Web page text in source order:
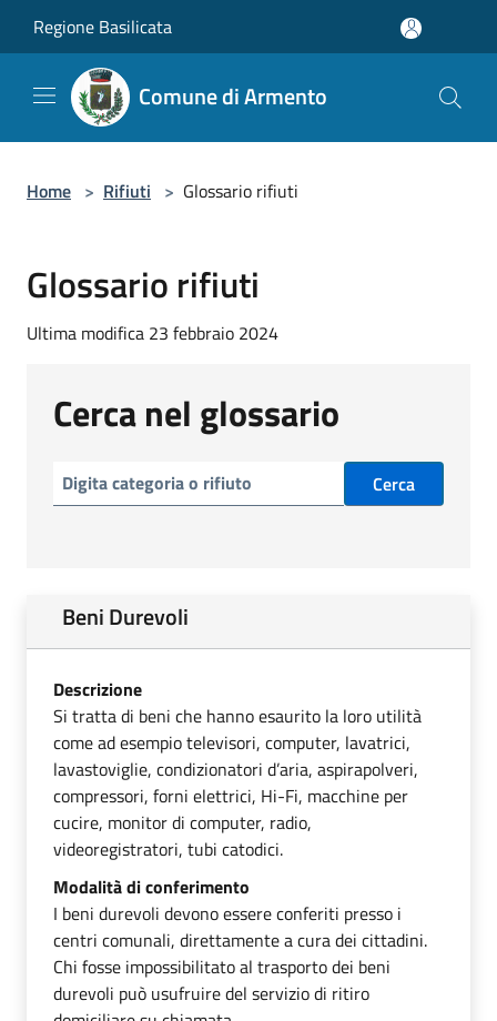
Regione Basilicata
Comune di Armento
Home > Rifiuti > Glossario rifiuti
Glossario rifiuti
Ultima modifica 23 febbraio 2024
Cerca nel glossario
Cerca
Beni Durevoli
Descrizione
Si tratta di beni che hanno esaurito la loro utilità
come ad esempio televisori, computer, lavatrici,
lavastoviglie, condizionatori d’aria, aspirapolveri,
compressori, forni elettrici, Hi-Fi, macchine per
cucire, monitor di computer, radio,
videoregistratori, tubi catodici.
Modalità di conferimento
I beni durevoli devono essere conferiti presso i
centri comunali, direttamente a cura dei cittadini.
Chi fosse impossibilitato al trasporto dei beni
durevoli può usufruire del servizio di ritiro